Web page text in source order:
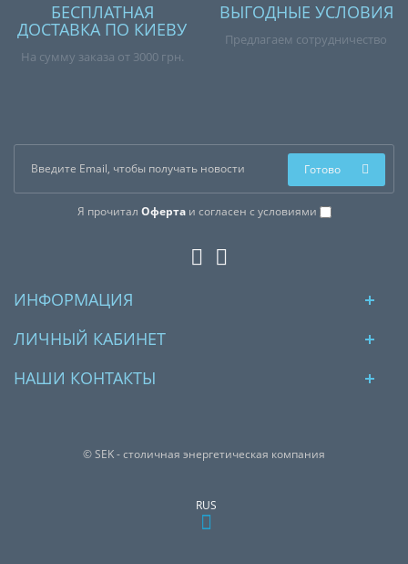
БЕСПЛАТНАЯ
ДОСТАВКА ПО КИЕВУ
На сумму заказа от 3000 грн.
ВЫГОДНЫЕ УСЛОВИЯ
Предлагаем сотрудничество
Я прочитал Офертаи согласен с условиями
Готово
ИНФОРМАЦИЯ
ЛИЧНЫЙ КАБИНЕТ
НАШИ КОНТАКТЫ
© SEK - столичная энергетическая компания
RUS